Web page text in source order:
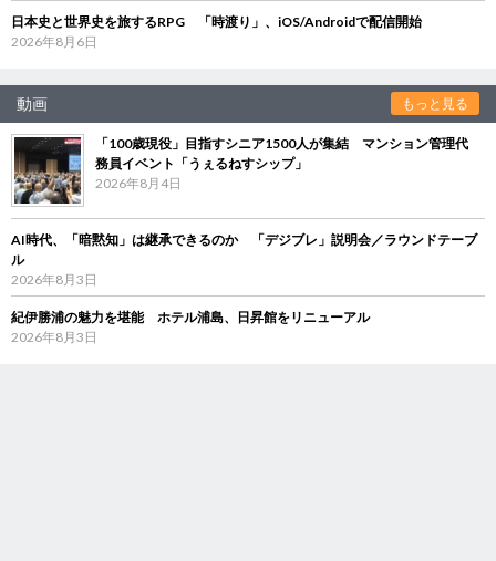
日本史と世界史を旅するRPG 「時渡り」、iOS/Androidで配信開始
2026年8月6日
動画 もっと見る
「100歳現役」目指すシニア1500人が集結 マンション管理代
務員イベント「うぇるねすシップ」
2026年8月4日
AI時代、「暗黙知」は継承できるのか 「デジブレ」説明会／ラウンドテーブ
ル
2026年8月3日
紀伊勝浦の魅力を堪能 ホテル浦島、日昇館をリニューアル
2026年8月3日